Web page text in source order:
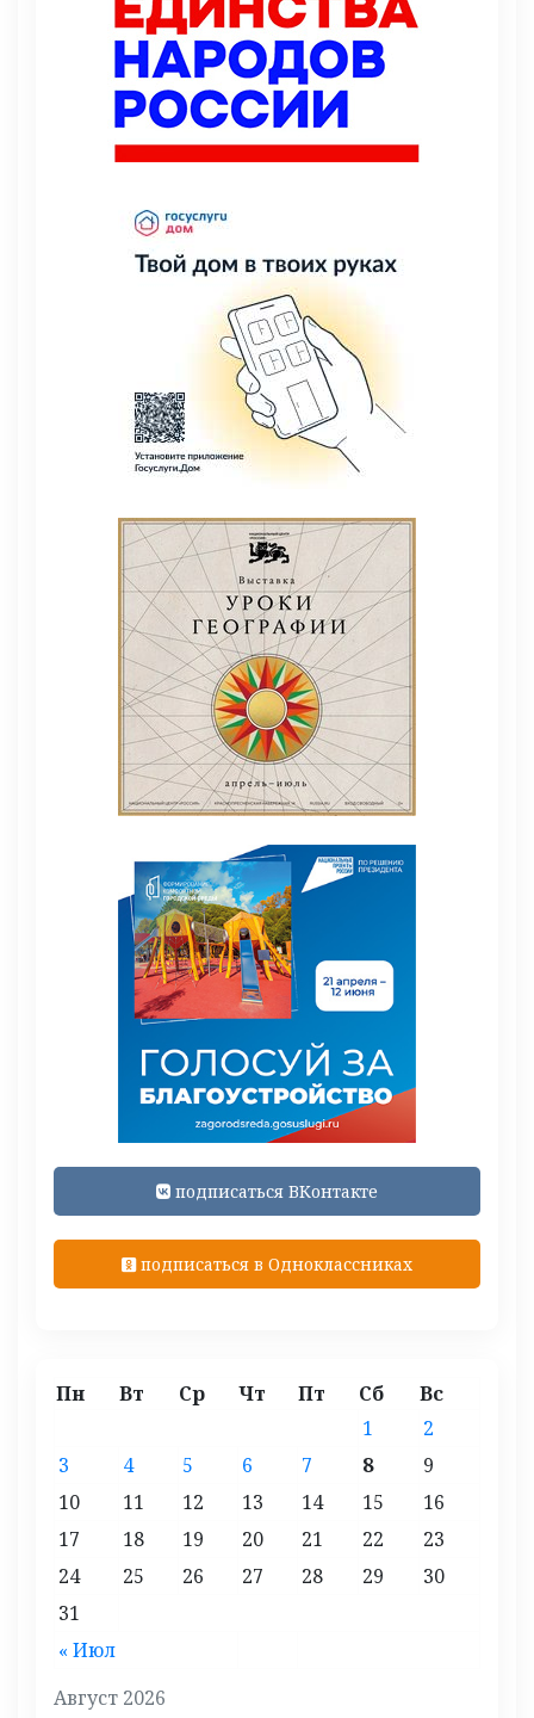
подписаться ВКонтакте
подписаться в Одноклассниках
Август 2026
Пн Вт Ср Чт Пт Сб Вс
« Июл
1
2
3
4 5 6 7 8
9
10
11 12 13 14 15
16
17
18 19 20 21 22
23
24
25 26 27 28 29
30
31